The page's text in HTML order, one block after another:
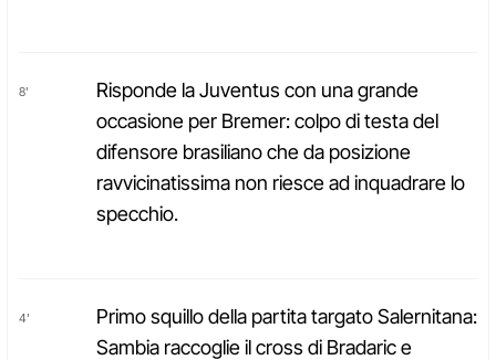
8'
Risponde la Juventus con una grande
occasione per Bremer: colpo di testa del
difensore brasiliano che da posizione
ravvicinatissima non riesce ad inquadrare lo
specchio.
4'
Primo squillo della partita targato Salernitana:
Sambia raccoglie il cross di Bradaric e